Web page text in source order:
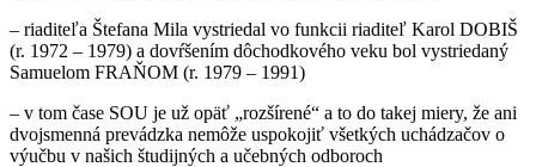
– riaditeľa Štefana Mila vystriedal vo funkcii riaditeľ Karol DOBIŠ
(r. 1972 – 1979) a dovŕšením dôchodkového veku bol vystriedaný
Samuelom FRAŇOM (r. 1979 – 1991)
– v tom čase SOU je už opäť „rozšírené“ a to do takej miery, že ani
dvojsmenná prevádzka nemôže uspokojiť všetkých uchádzačov o
výučbu v našich študijných a učebných odboroch